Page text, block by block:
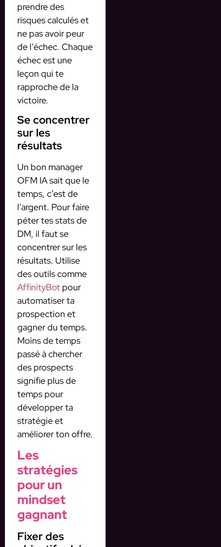
prendre des
risques calculés et
ne pas avoir peur
de l’échec. Chaque
échec est une
leçon qui te
rapproche de la
victoire.
Se concentrer
sur les
résultats
Un bon manager
OFM IA sait que le
temps, c’est de
l’argent. Pour faire
péter tes stats de
DM, il faut se
concentrer sur les
résultats. Utilise
des outils comme
AffinityBot pour
automatiser ta
prospection et
gagner du temps.
Moins de temps
passé à chercher
des prospects
signifie plus de
temps pour
développer ta
stratégie et
améliorer ton offre.
Les
stratégies
pour un
mindset
gagnant
Fixer des